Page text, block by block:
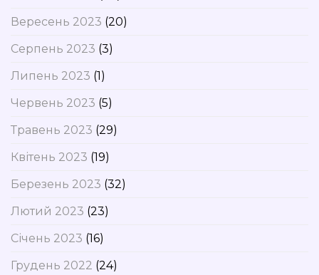
Вересень 2023 (20)
Серпень 2023 (3)
Липень 2023 (1)
Червень 2023 (5)
Травень 2023 (29)
Квітень 2023 (19)
Березень 2023 (32)
Лютий 2023 (23)
Січень 2023 (16)
Грудень 2022 (24)